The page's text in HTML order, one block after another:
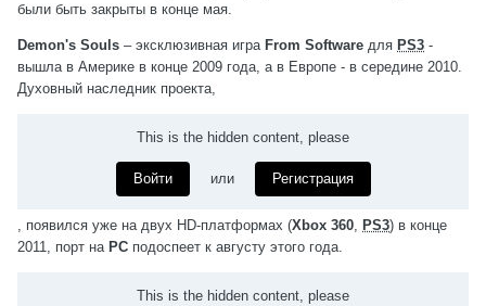
были быть закрыты в конце мая.
Demon's Souls – эксклюзивная игра From Software для PS3 -
вышла в Америке в конце 2009 года, а в Европе - в середине 2010.
Духовный наследник проекта,
This is the hidden content, please
Войти или Регистрация
, появился уже на двух HD-платформах (Xbox 360, PS3) в конце
2011, порт на PC подоспеет к августу этого года.
This is the hidden content, please